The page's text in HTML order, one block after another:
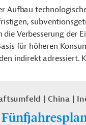
Aufbau
Verbesserung der
für höheren
indirekt adressiert.
China